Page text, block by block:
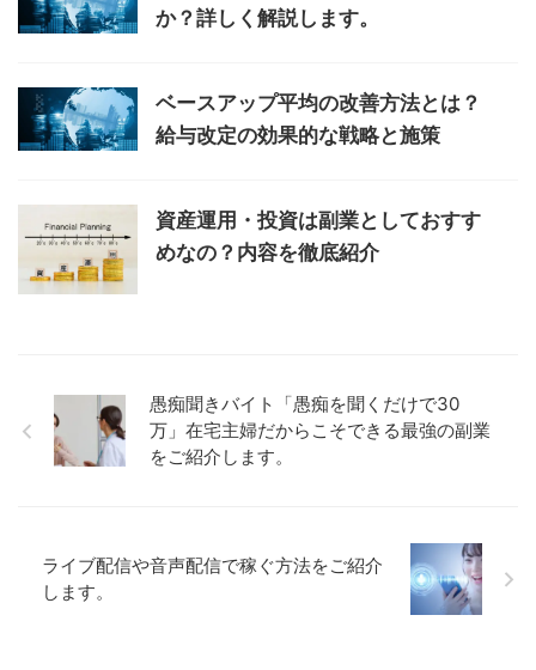
か？詳しく解説します。
ベースアップ平均の改善方法とは？
給与改定の効果的な戦略と施策
資産運用・投資は副業としておすす
めなの？内容を徹底紹介
愚痴聞きバイト「愚痴を聞くだけで30
万」在宅主婦だからこそできる最強の副業
をご紹介します。
ライブ配信や音声配信で稼ぐ方法をご紹介
します。